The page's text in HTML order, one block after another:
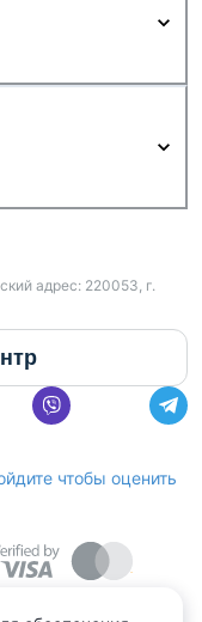
адрес: 220053, г.
чтобы оценить